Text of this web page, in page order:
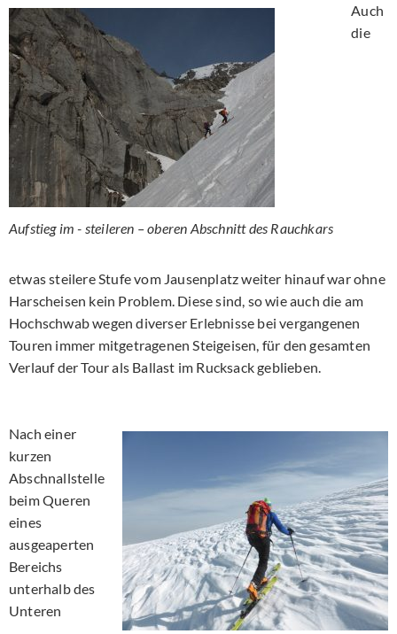
Aufstieg im - steileren – oberen Abschnitt des Rauchkars
Auch
die
etwas steilere Stufe vom Jausenplatz weiter hinauf war ohne
Harscheisen kein Problem. Diese sind, so wie auch die am
Hochschwab wegen diverser Erlebnisse bei vergangenen
Touren immer mitgetragenen Steigeisen, für den gesamten
Verlauf der Tour als Ballast im Rucksack geblieben.
Nach einer
kurzen
Abschnallstelle
beim Queren
eines
ausgeaperten
Bereichs
unterhalb des
Unteren